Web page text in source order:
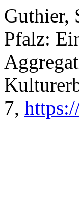
Guthier,
Pfalz:
7,